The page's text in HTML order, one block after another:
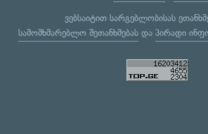
ვებსაიტით სარგებლობისას
სამომხმარებლო შეთანხმებასდა პირადი